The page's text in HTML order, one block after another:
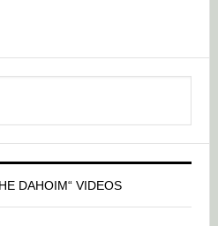
DAHOIM“ VIDEOS